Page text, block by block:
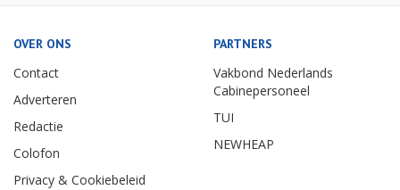
OVER ONS
Contact
Adverteren
Redactie
Colofon
Privacy & Cookiebeleid
PARTNERS
Vakbond Nederlands
Cabinepersoneel
TUI
NEWHEAP